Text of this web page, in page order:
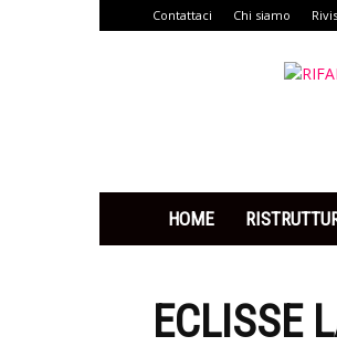
Contattaci Chi siamo
HOME
ECLISSE